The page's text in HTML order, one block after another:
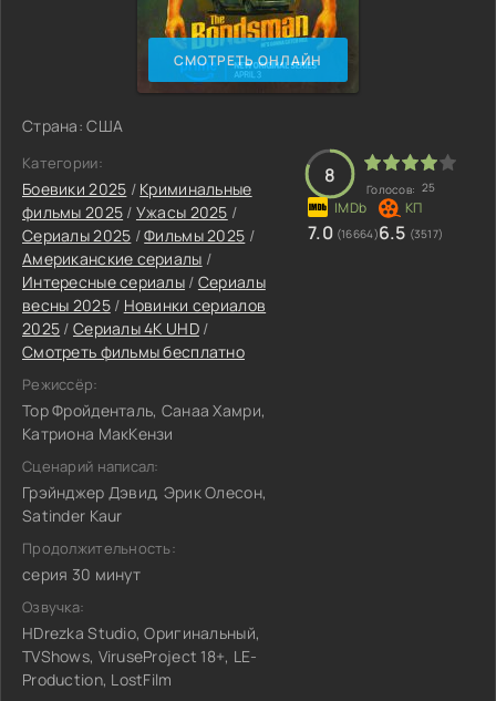
СМОТРЕТЬ ОНЛАЙН
Страна: США
Категории:
Боевики 2025 / Криминальные
фильмы 2025 / Ужасы 2025 /
Сериалы 2025 /Фильмы 2025 /
Американские сериалы /
Интересные сериалы / Сериалы
весны 2025/ Новинки сериалов
2025 / Сериалы 4K UHD/
Смотреть фильмы бесплатно
Режиссёр:
Тор Фройденталь, Санаа Хамри,
Катриона МакКензи
Сценарий написал:
Грэйнджер Дэвид, Эрик Олесон,
Satinder Kaur
Продолжительность:
серия 30 минут
Озвучка:
HDrezka Studio, Оригинальный,
TVShows, ViruseProject 18+, LE-
Production, LostFilm
8
Голосов: 25
7.0 (16664)6.5 (3517)